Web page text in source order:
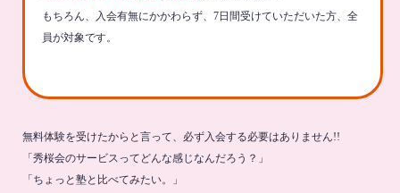
もちろん、入会有無にかかわらず、7日間受けていただいた方、全
員が対象です。
無料体験を受けたからと言って、必ず入会する必要はありません!!
「秀桜会のサービスってどんな感じなんだろう？」
「ちょっと塾と比べてみたい。」